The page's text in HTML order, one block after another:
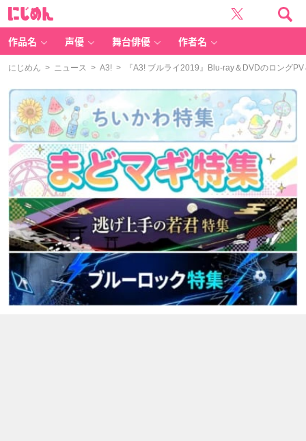
作品名 声優 舞台俳優 作者名
にじめん > ニュース > A3! > 『A3! ブルライ2019』Blu-ray＆DVDのロング